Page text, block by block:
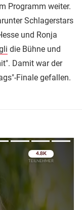
Programm weiter.
Schlagerstars
und Ronja
die Bühne und
Damit war der
Finale gefallen.